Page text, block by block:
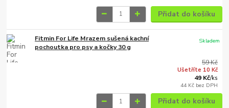
Přidat do košíku
Fitmin For Life Mrazem sušená kachní
pochoutka pro psy a kočky 30 g
59 Kč
Ušetříte 10 Kč
49 Kč/ks
44 Kč bez DPH
Skladem
Přidat do košíku